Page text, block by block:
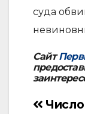
суда
Сайт
Навигация
Число